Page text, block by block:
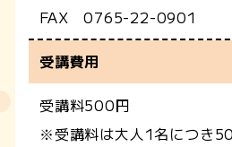
FAX 0765-22-0901
受講費用
受講料500円
※受講料は大人1名につき